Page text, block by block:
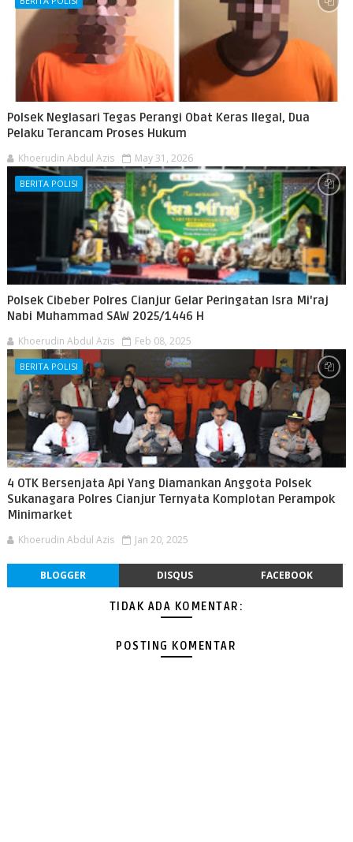
Polsek Neglasari Tegas Perangi Obat Keras Ilegal, Dua
Pelaku Terancam Proses Hukum
Khoerudin Abdul Azis May 31, 2026
BERITA POLISI
Polsek Cibeber Polres Cianjur Gelar Peringatan Isra Mi'raj
Nabi Muhammad SAW 2025/1446 H
Khoerudin Abdul Azis Feb 08, 2025
BERITA POLISI
4 OTK Bersenjata Api Yang Diamankan Anggota Polsek
Sukanagara Polres Cianjur Ternyata Komplotan Perampok
Minimarket
Khoerudin Abdul Azis Jan 20, 2025
BLOGGER DISQUS FACEBOOK
TIDAK ADA KOMENTAR:
POSTING KOMENTAR